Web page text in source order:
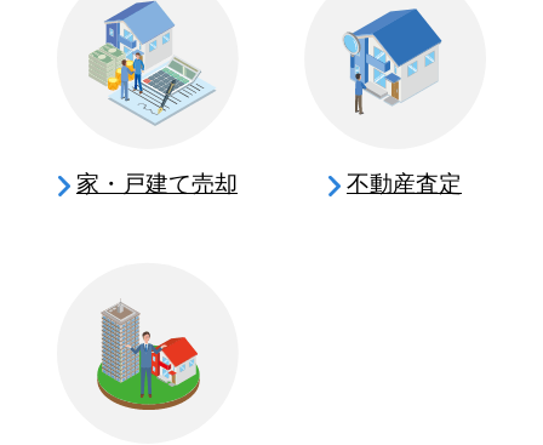
家・戸建て売却 不動産査定